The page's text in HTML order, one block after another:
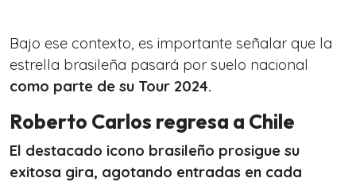
Bajo ese contexto, es importante señalar que la
estrella brasileña pasará por suelo nacional
como parte de su Tour 2024.
Roberto Carlos regresa a Chile
El destacado icono brasileño prosigue su
exitosa gira, agotando entradas en cada